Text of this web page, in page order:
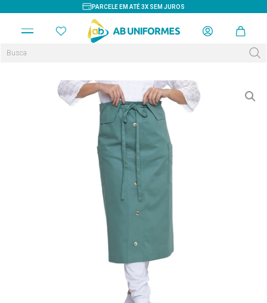
PARCELE EM ATÉ 3X SEM JUROS